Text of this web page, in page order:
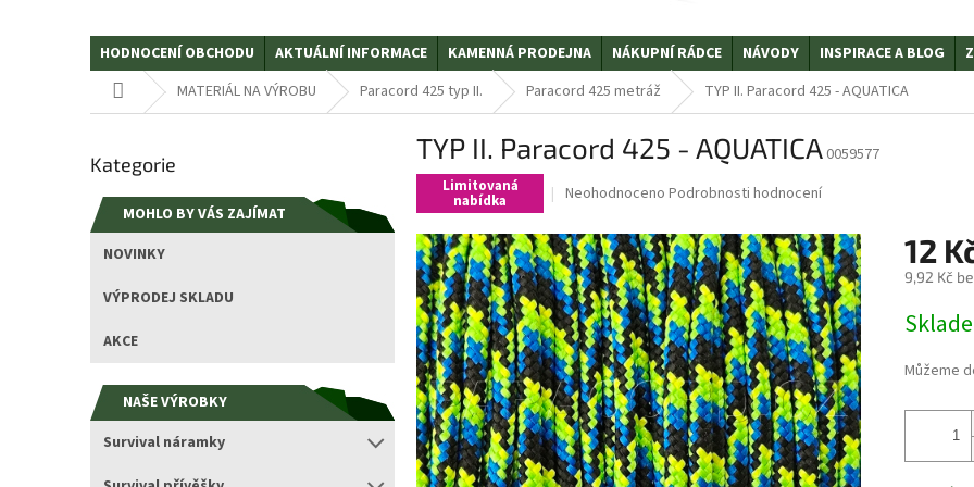
HODNOCENÍ OBCHODU AKTUÁLNÍ INFORMACE KAMENNÁ PRODEJNA NÁKUPNÍ RÁDCE NÁVODY INSPIRACE A BLOG
Domů MATERIÁL NA VÝROBU Paracord 425 typ II. Paracord 425 metráž TYP II. Paracord 425 - AQUATICA
s
r
n
e
kategorie
Kategorie
MOHLO BY VÁS ZAJÍMAT
NOVINKY
VÝPRODEJ SKLADU
AKCE
NAŠE VÝROBKY
Survival náramky
TYP II. Paracord 425 - AQUATICA 0059577
Limitovaná
nabídka
Průměrné
produktu
je
0,0
z
5
hvězdiček.
Neohodnoceno Podrobnosti hodnocení
12
9,92 Kč
cena:
Můžeme